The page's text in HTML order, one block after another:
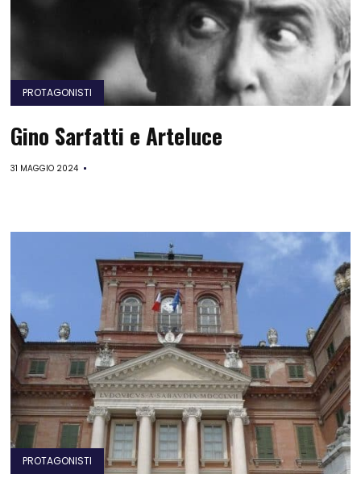
PROTAGONISTI
Gino Sarfatti e Arteluce
31 MAGGIO 2024
PROTAGONISTI